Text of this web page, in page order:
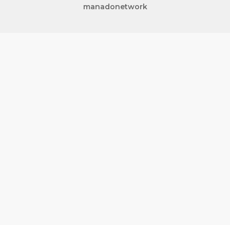
manadonetwork